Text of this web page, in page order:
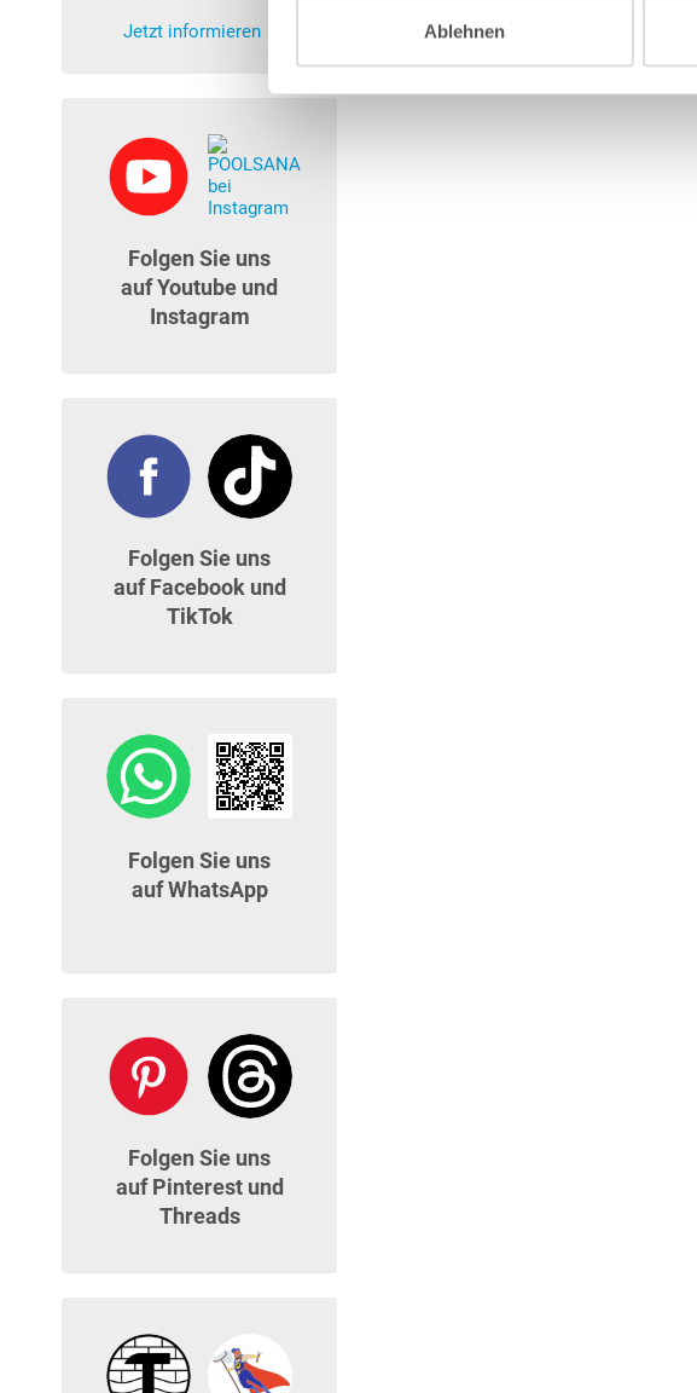
Ablehnen
Jetzt informieren
Folgen Sie uns
auf Youtube und
Instagram
Folgen Sie uns
auf Facebook und
TikTok
Folgen Sie uns
auf WhatsApp
Folgen Sie uns
auf Pinterest und
Threads